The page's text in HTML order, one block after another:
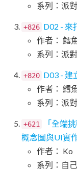
系列：派
+826 D02 - 來
作者： 鱈
系列：派
+820 D03 - 建
作者： 鱈
系列：派
+621
「全端
概念圖與UI實
作者： Ko
系列：自